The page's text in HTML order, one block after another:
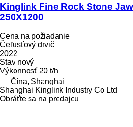
Kinglink Fine Rock Stone
250X1200
Cena na požiadanie
Čeľusťový drvič
2022
Stav nový
Výkonnosť 20 t/h
Čína, Shanghai
Shanghai Kinglink Industry Co Ltd
Obráťte sa na predajcu